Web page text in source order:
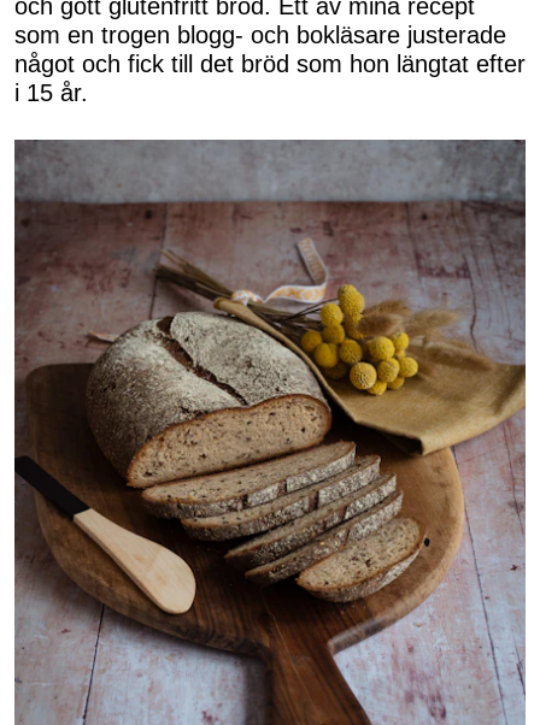
och gott glutenfritt bröd. Ett av mina recept
som en trogen blogg- och bokläsare justerade
något och fick till det bröd som hon längtat efter
i 15 år.